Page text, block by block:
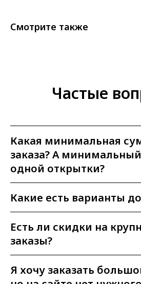
Смотрите также
Частые
Какая минимальная
заказа? А
одной открытки?
Какие есть варианты
Есть ли скидки на
заказы?
Я хочу заказать